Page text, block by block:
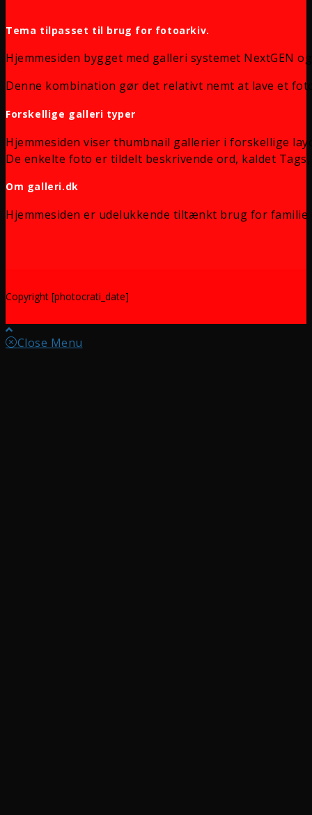
Tema tilpasset til brug for fotoarkiv.
Hjemmesiden bygget med galleri systemet NextGEN
Denne kombination gør det relativt nemt at lave et
Forskellige galleri typer
Hjemmesiden viser thumbnail gallerier i forskellige
De enkelte foto er tildelt beskrivende ord, kaldet
Om galleri.dk
Hjemmesiden er udelukkende tiltænkt brug for
Copyright [photocrati_date]
Close Menu